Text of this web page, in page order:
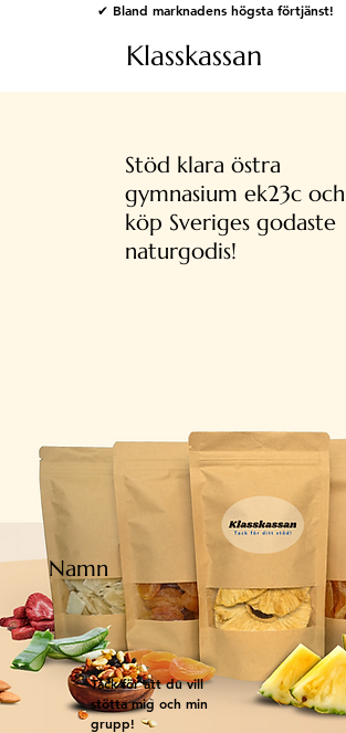
✔ Bland marknadens högsta förtjänst!
Klasskassan
Stöd klara östra
gymnasium ek23c och
köp Sveriges godaste
naturgodis!
Tack för att du vill
stötta mig och min
grupp!
Namn